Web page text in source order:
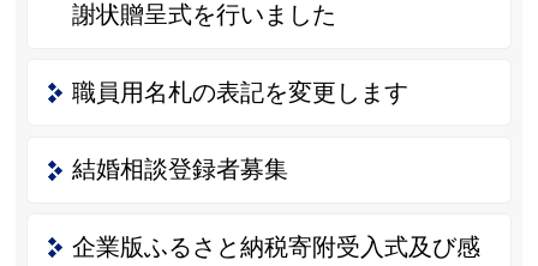
謝状贈呈式を行いました
職員用名札の表記を変更します
結婚相談登録者募集
企業版ふるさと納税寄附受入式及び感